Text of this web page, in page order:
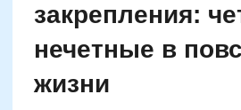
числа. Тренировка фокуса на конечной
Регулярное выполнение упражнений на
— оптимальное решение.